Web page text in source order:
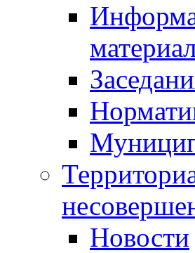
Новости